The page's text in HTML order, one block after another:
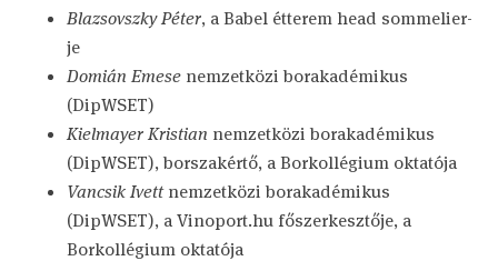
Blazsovszky Péter, a Babel étterem head sommelier-
je
Domián Emese nemzetközi borakadémikus
(DipWSET)
Kielmayer Kristian nemzetközi borakadémikus
(DipWSET), borszakértő, a Borkollégium oktatója
Vancsik Ivettnemzetközi borakadémikus
(DipWSET), a Vinoport.hu főszerkesztője, a
Borkollégium oktatója